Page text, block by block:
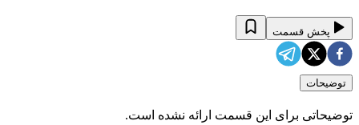
پخش قسمت
توضیحات
توضیحاتی برای این قسمت ارائه نشده است.